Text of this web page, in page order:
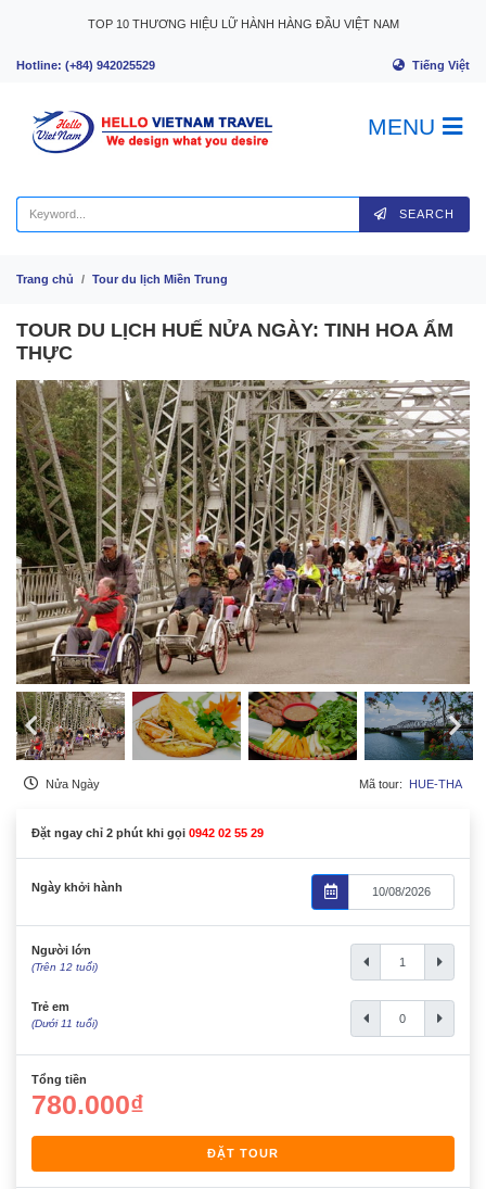
TOP 10 THƯƠNG HIỆU LỮ HÀNH HÀNG ĐẦU VIỆT NAM
Hotline: (+84) 942025529 Tiếng Việt
MENU
SEARCH
Trang chủ Tour du lịch Miền Trung
TOUR DU LỊCH HUẾ NỬA NGÀY: TINH HOA ẨM
THỰC
Nửa Ngày Mã tour: HUE-THA
Đặt ngay chỉ 2 phút khi gọi 0942 02 55 29
Ngày khởi hành
Người lớn
(Trên 12 tuổi)
Trẻ em
(Dưới 11 tuổi)
Tổng tiền
780.000₫
ĐẶT TOUR